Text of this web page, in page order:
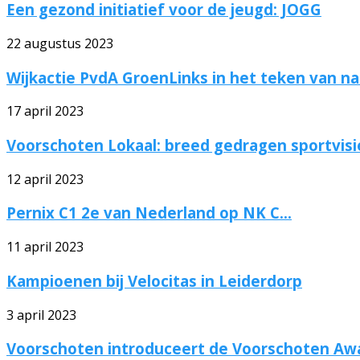
Een gezond initiatief voor de jeugd: JOGG
22 augustus 2023
Wijkactie PvdA GroenLinks in het teken van
17 april 2023
Voorschoten Lokaal: breed gedragen
12 april 2023
Pernix C1 2e van Nederland op NK C...
11 april 2023
Kampioenen bij Velocitas in Leiderdorp
3 april 2023
Voorschoten introduceert de Voorschoten